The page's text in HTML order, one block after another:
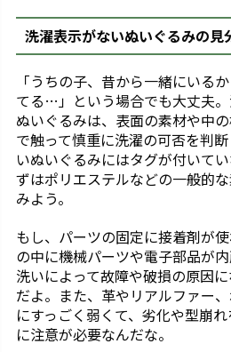
洗濯表示がないぬいぐるみの見
「うちの子、昔から一緒にいる
てる…」という場合でも大丈夫
ぬいぐるみは、表面の素材や中
で触って慎重に洗濯の可否を判
いぬいぐるみにはタグが付いて
ずはポリエステルなどの一般的
みよう。
もし、パーツの固定に接着剤が
の中に機械パーツや電子部品が
洗いによって故障や破損の原因
だよ。また、革やリアルファー
にすっごく弱くて、劣化や型崩
に注意が必要なんだな。